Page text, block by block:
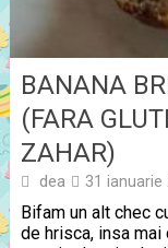
BANANA
(FARA
ZAHAR)
dea 31 ianuarie
Bifam un alt chec
de hrisca, insa